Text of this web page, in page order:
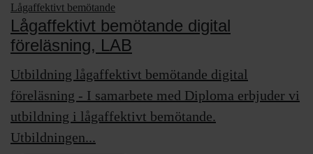
Lågaffektivt bemötande
Lågaffektivt bemötande digital
föreläsning, LAB
Utbildning lågaffektivt bemötande digital
föreläsning - I samarbete med Diploma erbjuder vi
utbildning i lågaffektivt bemötande.
Utbildningen...